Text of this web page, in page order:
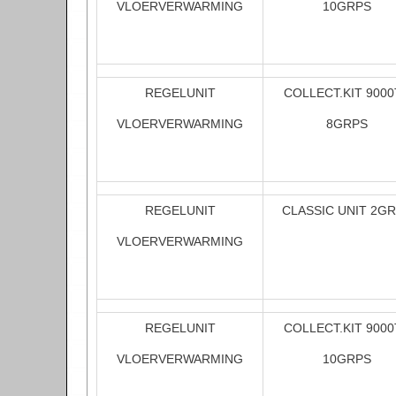
VLOERVERWARMING 10GRPS
REGELUNIT
VLOERVERWARMING
COLLECT.KIT
8GRPS
REGELUNIT
VLOERVERWARMING
CLASSIC UNIT
REGELUNIT
VLOERVERWARMING
COLLECT.KIT
10GRPS